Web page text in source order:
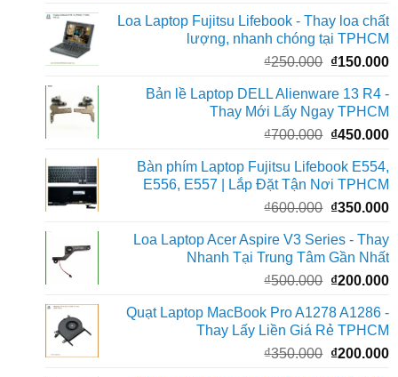
là:
₫950.000.
Loa Laptop Fujitsu Lifebook - Thay loa chất
lượng, nhanh chóng tại TPHCM
₫250.000 Giá
là:
₫250.000.
₫150.000
Bản lề Laptop DELL Alienware 13 R4 -
Thay Mới Lấy Ngay TPHCM
₫700.000 Giá
là:
₫700.000.
₫450.000
Bàn phím Laptop Fujitsu Lifebook E554,
E556, E557 | Lắp Đặt Tận Nơi TPHCM
₫600.000 Giá
là:
₫600.000.
₫350.000
Loa Laptop Acer Aspire V3 Series - Thay
Nhanh Tại Trung Tâm Gần Nhất
₫500.000 Giá
là:
₫500.000.
₫200.000
Quạt Laptop MacBook Pro A1278 A1286 -
Thay Lấy Liền Giá Rẻ TPHCM
₫350.000 Giá
₫200.000